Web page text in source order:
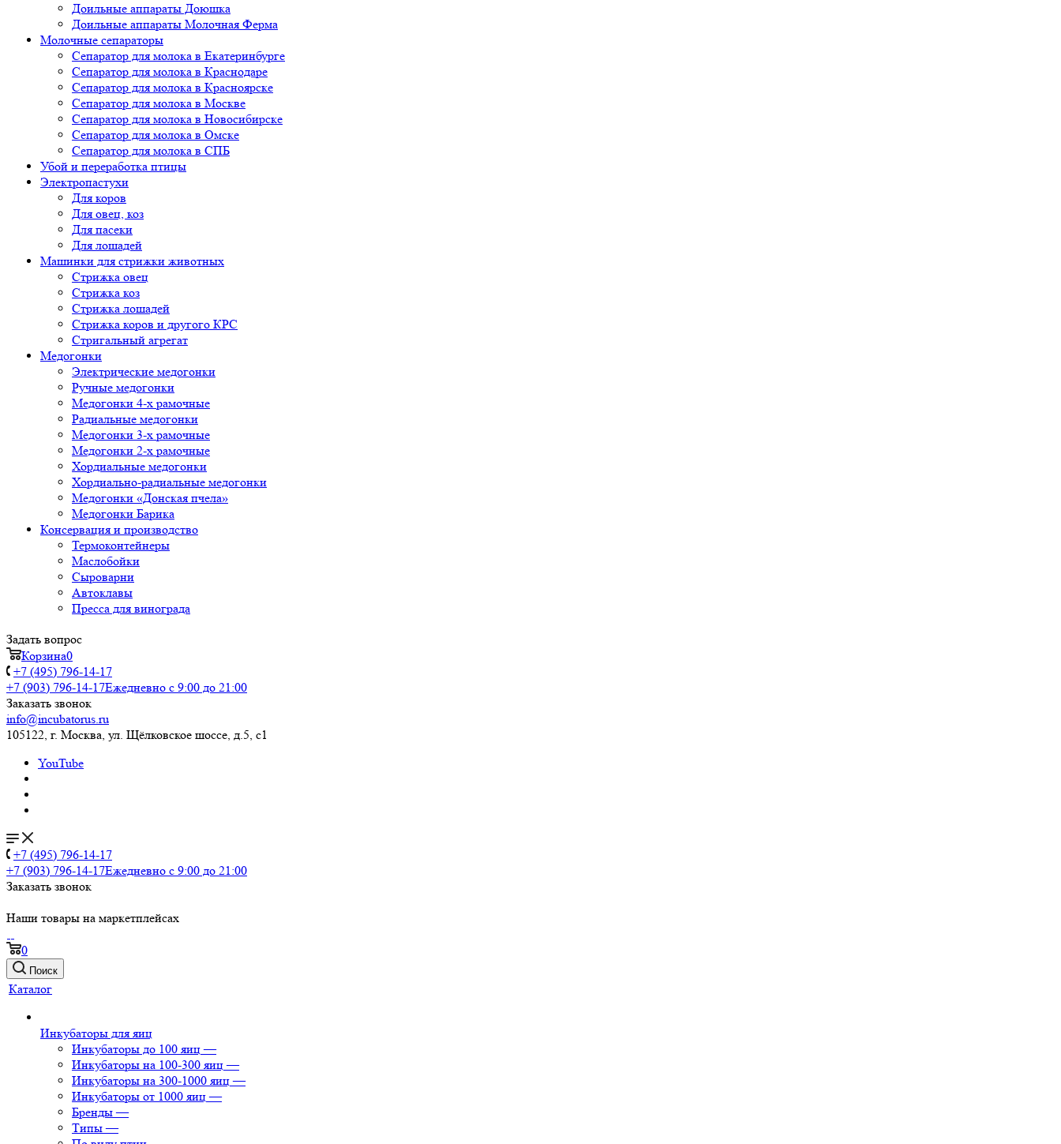
Доильные аппараты Доюшка
Доильные аппараты Молочная Ферма
Молочные сепараторы
Сепаратор для молока в Екатеринбурге
Сепаратор для молока в Краснодаре
Сепаратор для молока в Красноярске
Сепаратор для молока в Москве
Сепаратор для молока в Новосибирске
Сепаратор для молока в Омске
Сепаратор для молока в СПБ
Убой и переработка птицы
Электропастухи
Для коров
Для овец, коз
Для пасеки
Для лошадей
Машинки для стрижки животных
Стрижка овец
Стрижка коз
Стрижка лошадей
Стрижка коров и другого КРС
Стригальный агрегат
Медогонки
Электрические медогонки
Ручные медогонки
Медогонки 4-х рамочные
Радиальные медогонки
Медогонки 3-х рамочные
Медогонки 2-х рамочные
Хордиальные медогонки
Хордиально-радиальные медогонки
Медогонки «Донская пчела»
Медогонки Барика
Консервация и производство
Термоконтейнеры
Маслобойки
Сыроварни
Автоклавы
Пресса для винограда
Задать вопрос
Корзина0
+7 (495) 796-14-17
+7 (903) 796-14-17Ежедневно с 9:00 до 21:00
Заказать звонок
info@incubatorus.ru
105122, г. Москва, ул. Щёлковское шоссе, д.5, с1
YouTube
+7 (495) 796-14-17
+7 (903) 796-14-17Ежедневно с 9:00 до 21:00
Заказать звонок
Наши товары на маркетплейсах
0
Поиск
Каталог
Инкубаторы для яиц
Инкубаторы до 100 яиц —
Инкубаторы на 100-300 яиц —
Инкубаторы на 300-1000 яиц —
Инкубаторы от 1000 яиц —
Бренды —
Типы —